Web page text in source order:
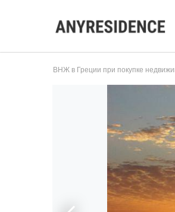
ВНЖ в Греции при покупке